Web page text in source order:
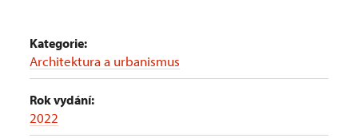
Kategorie:
Architektura a urbanismus
Rok vydání:
2022